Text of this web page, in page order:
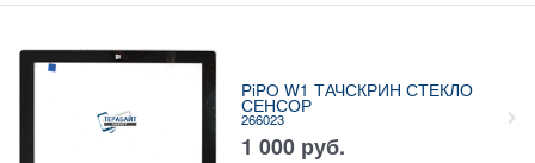
PiPO W1 ТАЧСКРИН СТЕКЛО
СЕНСОР
266023
1 000 руб.